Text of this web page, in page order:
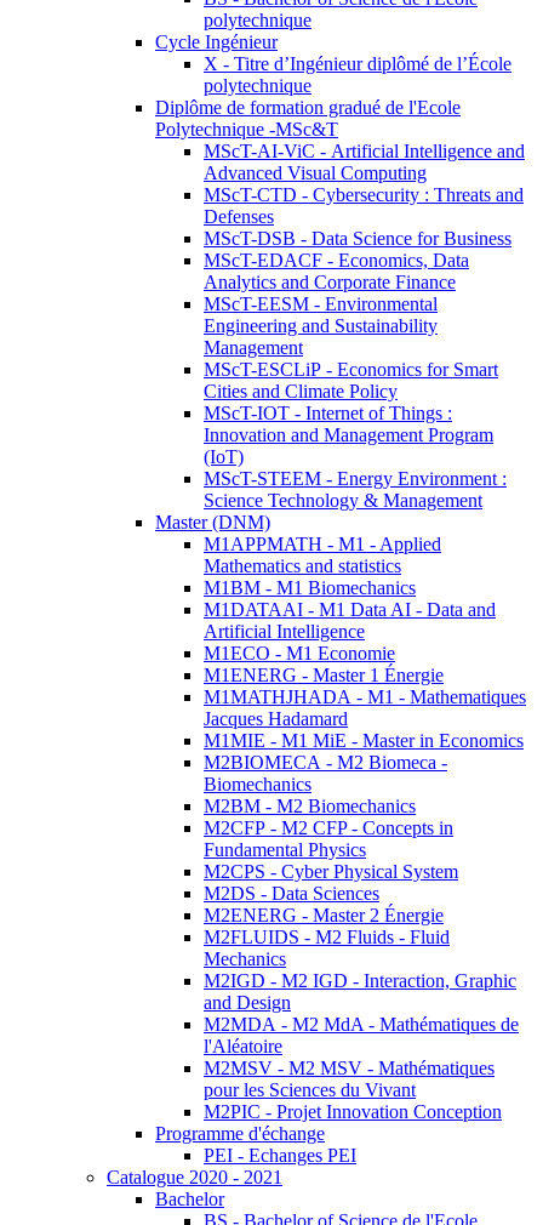
polytechnique
Cycle Ingénieur
X - Titre d’Ingénieur diplômé de l’École
polytechnique
Diplôme de formation gradué de l'Ecole
Polytechnique -MSc&T
MScT-AI-ViC - Artificial Intelligence and
Advanced Visual Computing
MScT-CTD - Cybersecurity : Threats and
Defenses
MScT-DSB - Data Science for Business
MScT-EDACF - Economics, Data
Analytics and Corporate Finance
MScT-EESM - Environmental
Engineering and Sustainability
Management
MScT-ESCLiP - Economics for Smart
Cities and Climate Policy
MScT-IOT - Internet of Things :
Innovation and Management Program
(IoT)
MScT-STEEM - Energy Environment :
Science Technology & Management
Master (DNM)
M1APPMATH - M1 - Applied
Mathematics and statistics
M1BM - M1 Biomechanics
M1DATAAI - M1 Data AI - Data and
Artificial Intelligence
M1ECO - M1 Economie
M1ENERG - Master 1 Énergie
M1MATHJHADA - M1 - Mathematiques
Jacques Hadamard
M1MIE - M1 MiE - Master in Economics
M2BIOMECA - M2 Biomeca -
Biomechanics
M2BM - M2 Biomechanics
M2CFP - M2 CFP - Concepts in
Fundamental Physics
M2CPS - Cyber Physical System
M2DS - Data Sciences
M2ENERG - Master 2 Énergie
M2FLUIDS - M2 Fluids - Fluid
Mechanics
M2IGD - M2 IGD - Interaction, Graphic
and Design
M2MDA - M2 MdA - Mathématiques de
l'Aléatoire
M2MSV - M2 MSV - Mathématiques
pour les Sciences du Vivant
M2PIC - Projet Innovation Conception
Programme d'échange
PEI - Echanges PEI
Catalogue 2020 - 2021
Bachelor
BS - Bachelor of Science de l'Ecole